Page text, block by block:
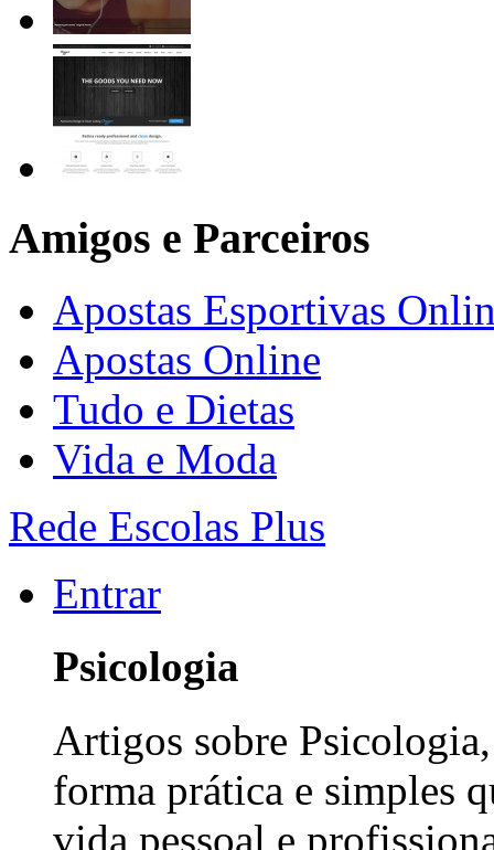
Amigos e Parceiros
Apostas Esportivas
Apostas Online
Tudo e Dietas
Vida e Moda
Rede Escolas Plus
Entrar
Psicologia
Artigos sobre
forma prática e simples
vida pessoal e